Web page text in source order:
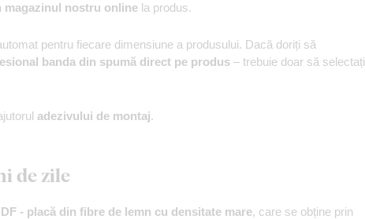
magazinul nostru online la produs.
pentru fiecare dimensiune a produsului. Dacă doriți să
banda din spumă direct pe produs – trebuie doar să selectați
adezivului de montaj.
de zile
- placă din fibre de lemn cu densitate mare, care se obține prin